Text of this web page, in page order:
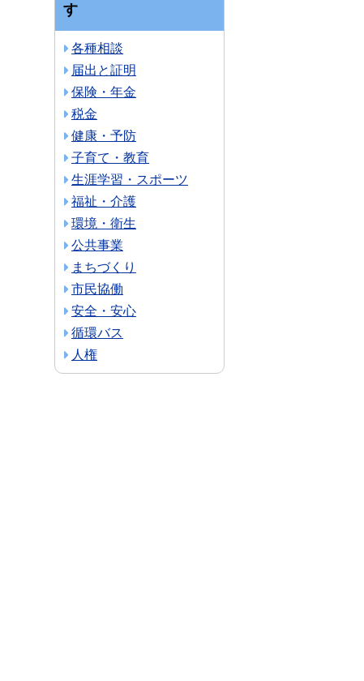
す
各種相談
届出と証明
保険・年金
税金
健康・予防
子育て・教育
生涯学習・スポーツ
福祉・介護
環境・衛生
公共事業
まちづくり
市民協働
安全・安心
循環バス
人権